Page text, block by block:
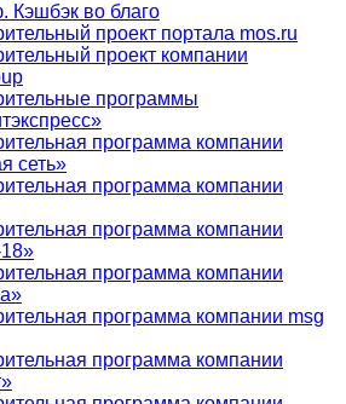
Кэшбэк во благо
проект портала mos.ru
проект компании
программы
программа компании
сеть»
программа компании
программа компании
программа компании
программа компании msg
программа компании